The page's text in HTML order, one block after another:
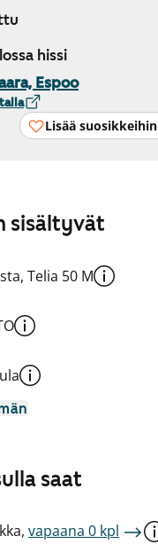
hissi
Espoo
Lisää suosikkeihin
sisältyvät
Telia 50 M
saat
vapaana 0 kpl